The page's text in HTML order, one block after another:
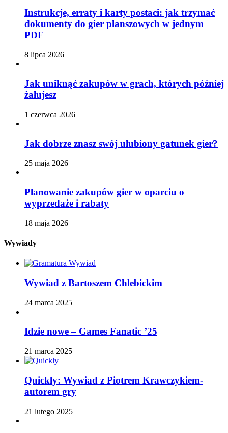
Instrukcje, erraty i karty postaci: jak trzymać
dokumenty do gier planszowych w jednym
PDF
8 lipca 2026
Jak uniknąć zakupów w grach, których później
żałujesz
1 czerwca 2026
Jak dobrze znasz swój ulubiony gatunek gier?
25 maja 2026
Planowanie zakupów gier w oparciu o
wyprzedaże i rabaty
18 maja 2026
Wywiady
Wywiad z Bartoszem Chlebickim
24 marca 2025
Idzie nowe – Games Fanatic ’25
21 marca 2025
Quickly: Wywiad z Piotrem Krawczykiem-
autorem gry
21 lutego 2025